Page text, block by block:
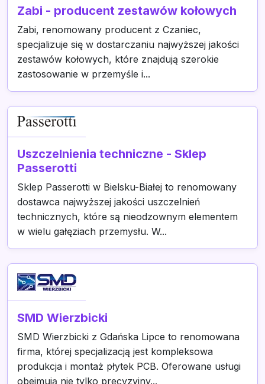
Zabi - producent zestawów kołowych
Zabi, renomowany producent z Czaniec,
specjalizuje się w dostarczaniu najwyższej jakości
zestawów kołowych, które znajdują szerokie
zastosowanie w przemyśle i...
Uszczelnienia techniczne - Sklep
Passerotti
Sklep Passerotti w Bielsku-Białej to renomowany
dostawca najwyższej jakości uszczelnień
technicznych, które są nieodzownym elementem
w wielu gałęziach przemysłu. W...
SMD Wierzbicki
SMD Wierzbicki z Gdańska Lipce to renomowana
firma, której specjalizacją jest kompleksowa
produkcja i montaż płytek PCB. Oferowane usługi
obejmują nie tylko precyzyjny...